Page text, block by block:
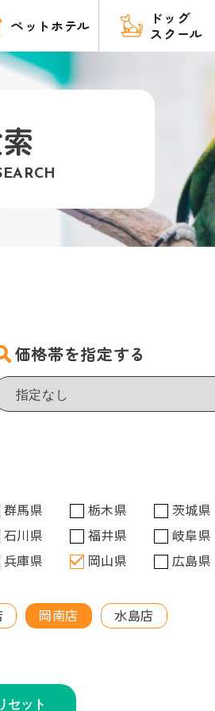
ペットホテル
ドッグ
スクール
価格帯を指定する
群馬県 栃木県 茨城県
石川県 福井県 岐阜県
兵庫県 岡山県 広島県
岡南店 水島店
セット